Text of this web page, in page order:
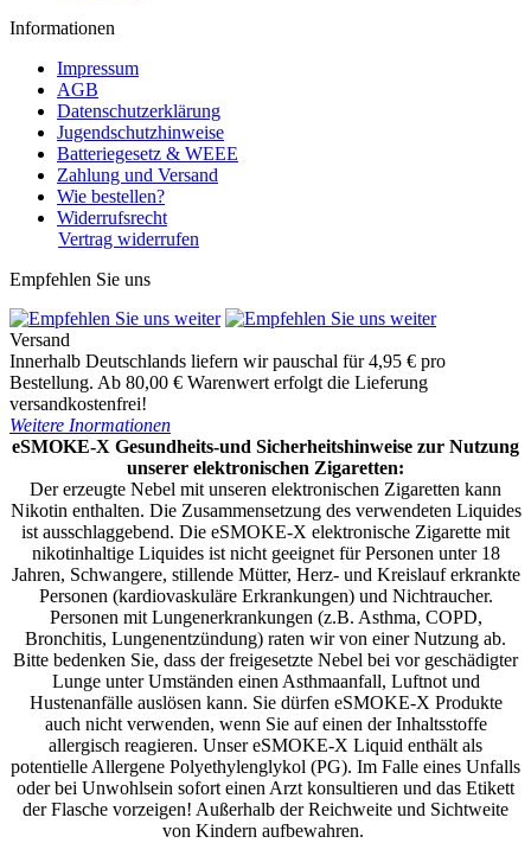
Informationen
Impressum
AGB
Datenschutzerklärung
Jugendschutzhinweise
Batteriegesetz & WEEE
Zahlung und Versand
Wie bestellen?
Widerrufsrecht
Vertrag widerrufen
Empfehlen Sie uns
Versand
Innerhalb Deutschlands liefern wir pauschal für 4,95 € pro
Bestellung. Ab 80,00 € Warenwert erfolgt die Lieferung
versandkostenfrei!
Weitere Inormationen
eSMOKE-X Gesundheits-und Sicherheitshinweise zur Nutzung
unserer elektronischen Zigaretten:
Der erzeugte Nebel mit unseren elektronischen Zigaretten kann
Nikotin enthalten. Die Zusammensetzung des verwendeten Liquides
ist ausschlaggebend. Die eSMOKE-X elektronische Zigarette mit
nikotinhaltige Liquides ist nicht geeignet für Personen unter 18
Jahren, Schwangere, stillende Mütter, Herz- und Kreislauf erkrankte
Personen (kardiovaskuläre Erkrankungen) und Nichtraucher.
Personen mit Lungenerkrankungen (z.B. Asthma, COPD,
Bronchitis, Lungenentzündung) raten wir von einer Nutzung ab.
Bitte bedenken Sie, dass der freigesetzte Nebel bei vor geschädigter
Lunge unter Umständen einen Asthmaanfall, Luftnot und
Hustenanfälle auslösen kann. Sie dürfen eSMOKE-X Produkte
auch nicht verwenden, wenn Sie auf einen der Inhaltsstoffe
allergisch reagieren. Unser eSMOKE-X Liquid enthält als
potentielle Allergene Polyethylenglykol (PG). Im Falle eines Unfalls
oder bei Unwohlsein sofort einen Arzt konsultieren und das Etikett
der Flasche vorzeigen! Außerhalb der Reichweite und Sichtweite
von Kindern aufbewahren.